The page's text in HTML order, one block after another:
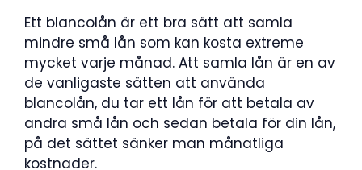
Ett blancolån är ett bra sätt att samla
mindre små lån som kan kosta extreme
mycket varje månad. Att samla lån är en av
de vanligaste sätten att använda
blancolån, du tar ett lån för att betala av
andra små lån och sedan betala för din lån,
på det sättet sänker man månatliga
kostnader.